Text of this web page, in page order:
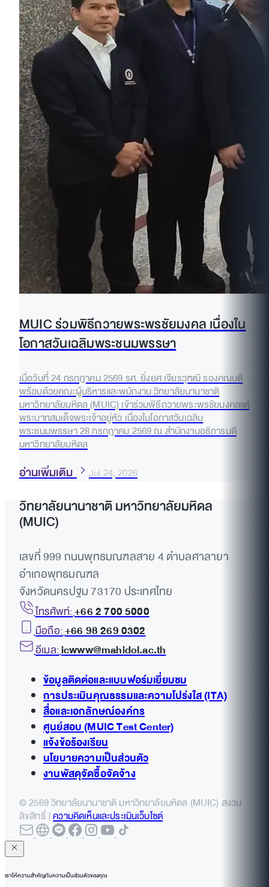
MUIC ร่วมพิธีถวายพระพรชัยมงคล เนื่องใน
โอกาสวันเฉลิมพระชนมพรรษา
เมื่อวันที่ 24 กรกฎาคม 2569 รศ. ยิ่งยศ เจียรวุฑฒิ รองคณบดี
พร้อมด้วยคณะผู้บริหารและพนักงาน วิทยาลัยนานาชาติ
มหาวิทยาลัยมหิดล (MUIC) เข้าร่วมพิธีถวายพระพรชัยมงคลแด่
พระบาทสมเด็จพระเจ้าอยู่หัว เนื่องในโอกาสวันเฉลิม
พระชนมพรรษา 28 กรกฎาคม 2569 ณ สำนักงานอธิการบดี
มหาวิทยาลัยมหิดล
อ่านเพิ่มเติม Jul 24, 2026
วิทยาลัยนานาชาติ มหาวิทยาลัยมหิดล
(MUIC)
เลขที่ 999 ถนนพุทธมณฑลสาย 4 ตำบลศาลายา
อำเภอพุทธมณฑล
จังหวัดนครปฐม 73170 ประเทศไทย
โทรศัพท์:+66 2 700 5000
มือถือ:+66 98 269 0302
อีเมล:icwww@mahidol.ac.th
ข้อมูลติดต่อและแบบฟอร์มเยี่ยมชม
การประเมินคุณธรรมและความโปร่งใส (ITA)
สื่อและเอกลักษณ์องค์กร
ศูนย์สอบ (MUIC Test Center)
แจ้งข้อร้องเรียน
นโยบายความเป็นส่วนตัว
งานพัสดุจัดซื้อจัดจ้าง
© 2569 วิทยาลัยนานาชาติ มหาวิทยาลัยมหิดล (MUIC) สงวน
ลิขสิทธิ์ |ความคิดเห็นและประเมินเว็บไซต์
เราให้ความสำคัญกับความเป็นส่วนตัวของคุณ